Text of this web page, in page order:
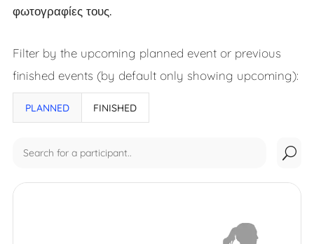
φωτογραφίες τους.
Filter by the upcoming planned event or previous
finished events (by default only showing upcoming):
PLANNED FINISHED
U
updated.
posts.